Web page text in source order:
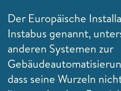
Der Europäische
Instabus genannt,
anderen Systemen zur
dass seine Wurzeln